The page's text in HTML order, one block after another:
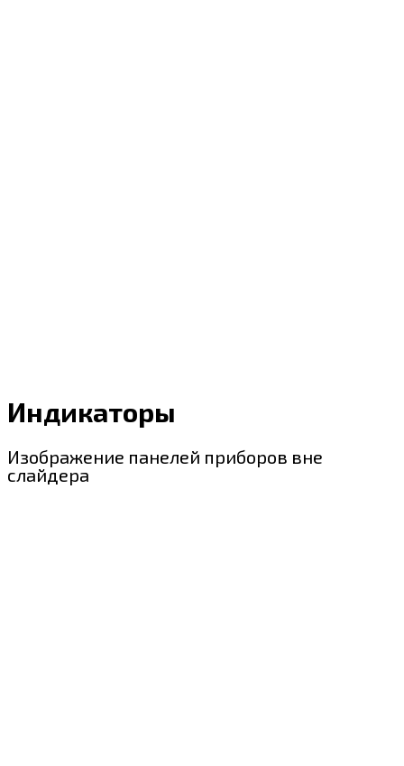
Индикаторы
Изображение панелей приборов вне
слайдера